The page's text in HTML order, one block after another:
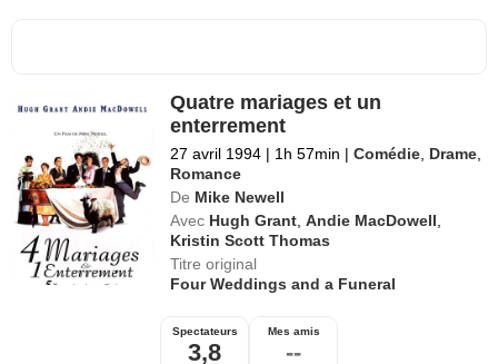
Quatre mariages et un
enterrement
27 avril 1994 | 1h 57min | Comédie Drame
Romance
De Mike Newell
Avec Hugh Grant ,Andie MacDowell
Kristin Scott Thomas
Titre original
Four Weddings and a Funeral
Spectateurs
3,8
Mes amis
--